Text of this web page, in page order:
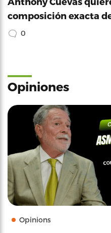
composición exacta
0
Opiniones
Opinions